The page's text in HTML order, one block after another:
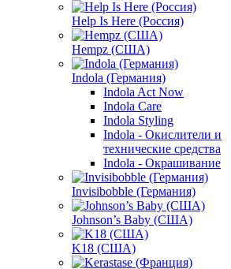
Help Is Here (Россия)
Hempz (США)
Indola (Германия)
Indola Act Now
Indola Care
Indola Styling
Indola - Окислители и
технические средства
Indola - Окрашивание
Invisibobble (Германия)
Johnson’s Baby (США)
K18 (США)